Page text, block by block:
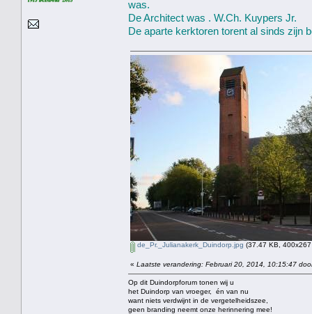
was.
De Architect was . W.Ch. Kuypers Jr.
De aparte kerktoren torent al sinds
de_Pr._Julianakerk_Duindorp.jpg (37.47 KB,
« Laatste verandering: Februari 20, 2014, 10:15:47
Op dit Duindorpforum tonen wij u
het Duindorp van vroeger, én van nu
want niets verdwijnt in de vergetelheidszee,
geen branding neemt onze herinnering mee!